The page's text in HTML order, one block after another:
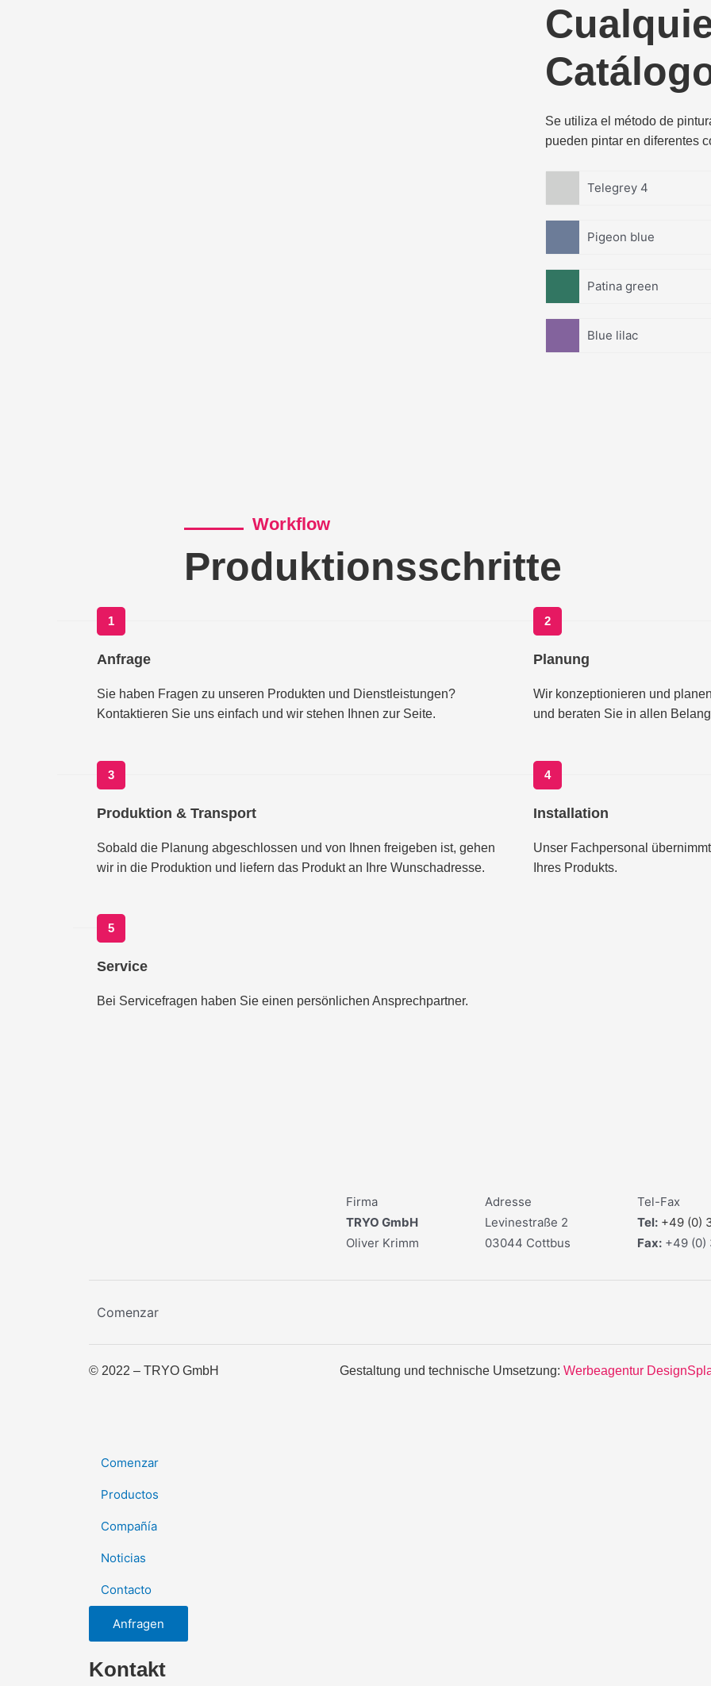
Se utiliza el método de
pueden pintar en diferentes
Telegrey 4
Pigeon blue
Patina green
Blue lilac
Workflow
Produktionsschritte
1
Anfrage
Sie haben Fragen zu unseren Produkten und Dienstleistungen?
Kontaktieren Sie uns einfach und wir stehen Ihnen zur Seite.
2
Planung
Wir konzeptionieren und
und beraten Sie in allen
3
Produktion & Transport
Sobald die Planung abgeschlossen und von Ihnen freigeben ist, gehen
wir in die Produktion und liefern das Produkt an Ihre Wunschadresse.
4
Installation
Unser Fachpersonal
Ihres Produkts.
5
Service
Bei Servicefragen haben Sie einen persönlichen Ansprechpartner.
Firma
TRYO GmbH
Oliver Krimm
Adresse
Levinestraße 2
03044 Cottbus
Tel-Fax
Tel: +49 (0)
Fax:+49 (0)
Comenzar
© 2022 – TRYO GmbH Gestaltung und technische Umsetzung: Werbeagentur
Comenzar
Productos
Compañía
Noticias
Contacto
Anfragen
Kontakt